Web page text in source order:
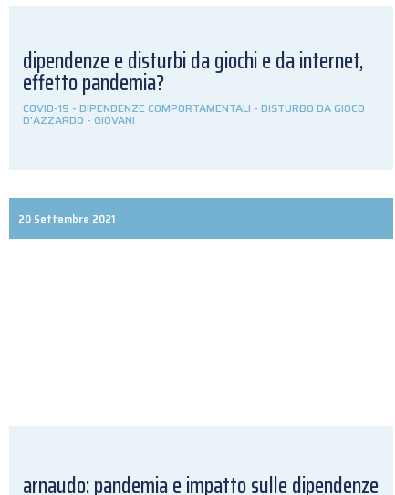
dipendenze e disturbi da giochi e da internet,
effetto pandemia?
COVID-19 - DIPENDENZE COMPORTAMENTALI - DISTURBO DA GIOCO
D'AZZARDO - GIOVANI
20 Settembre 2021
arnaudo: pandemia e impatto sulle dipendenze